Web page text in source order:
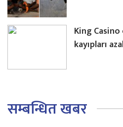
King
kayıpları
सम्बन्धित खबर